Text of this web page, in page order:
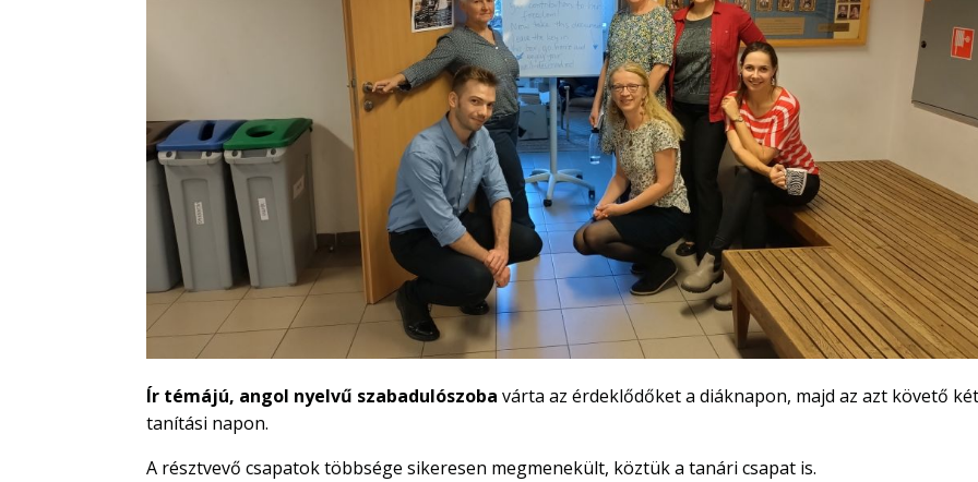
Ír témájú, angol nyelvű szabadulószoba várta az érdeklődőket a diáknapon, majd az azt követő
tanítási napon.
A résztvevő csapatok többsége sikeresen megmenekült, köztük a tanári csapat is.